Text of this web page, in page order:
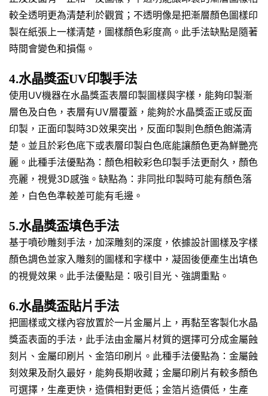
較全透明更為清楚利於觀賞；不透明像是把漸層顏色圖樣印
製在紙張上一樣清楚，圖樣顏色彩度高。此手法缺點是隨著
時間會變色和損傷。
4.水晶獎盃UV印製手法
使用UV機器在水晶獎盃表層印製圖樣與字樣，能夠印製漸
層色及白色，表層有UV層覆蓋，能夠於水晶獎盃正或反面
印製，正面印製時3D效果突出，反面印製則色顏色飽滿清
楚。並且於彩色底下或表層印製白色底能讓顏色更為鮮艷亮
麗。此種手法優點為：顏色相較彩色印製手法更耐久，顏色
亮麗，視覺3D感強。缺點為：非同批印製時可能有顏色落
差，白色色準較差可能有毛邊。
5.水晶獎盃填色手法
基于噴砂雕刻手法，加深雕刻的深度，依據設計圖樣及字樣
顏色調色並家入雕刻的圖樣和字樣中，凝固後便產生出填色
的視覺效果。此手法優點是：吸引目光、強調重點。
6.水晶獎盃貼片手法
把圖樣或文樣內容放置於一片金屬片上，再黏至客製化水晶
獎盃表面的手法，此手法由金屬片材質的選擇可分成金屬蝕
刻片、金屬印刷片、金箔印刷片。此種手法優點為：金屬蝕
刻效果及耐久最好，能夠長期收藏；金屬印刷片有較多顏色
可選擇，生產更快，造價相對更低；金箔片造價低，生產